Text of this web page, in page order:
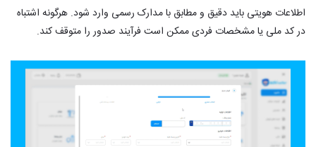
اطلاعات هویتی باید دقیق و مطابق با مدارک رسمی وارد شود. هرگونه اشتباه
در کد ملی یا مشخصات فردی ممکن است فرآیند صدور را متوقف کند.